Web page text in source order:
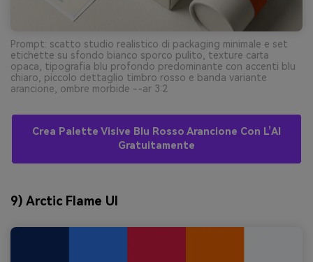
Prompt: scatto studio realistico di packaging minimale e set
etichette su sfondo bianco sporco pulito, texture carta
opaca, tipografia blu profondo predominante con accenti blu
chiaro, piccolo dettaglio timbro rosso e banda variante
arancione, ombre morbide --ar 3:2
Crea Palette Visive Blu Rosso Arancione Con L’AI
Gratuitamente
9) Arctic Flame UI